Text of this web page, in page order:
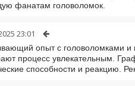
фанатам головоломок.
23:01
опыт с головоломками
процесс увлекательным.
способности и реакцию.